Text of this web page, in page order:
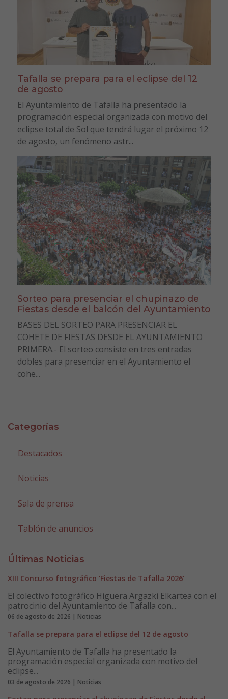
Tafalla se prepara para el eclipse del 12
de agosto
El Ayuntamiento de Tafalla ha presentado la
programación especial organizada con motivo del
eclipse total de Sol que tendrá lugar el próximo 12
de agosto, un fenómeno astr...
Sorteo para presenciar el chupinazo de
Fiestas desde el balcón del Ayuntamiento
BASES DEL SORTEO PARA PRESENCIAR EL
COHETE DE FIESTAS DESDE EL AYUNTAMIENTO
PRIMERA.- El sorteo consiste en tres entradas
dobles para presenciar en el Ayuntamiento el
cohe...
Categorías
Destacados
Noticias
Sala de prensa
Tablón de anuncios
Últimas Noticias
XIII Concurso fotográfico ‘Fiestas de Tafalla 2026’
El colectivo fotográfico Higuera Argazki Elkartea con el
patrocinio del Ayuntamiento de Tafalla con...
06 de agosto de 2026 | Noticias
Tafalla se prepara para el eclipse del 12 de agosto
El Ayuntamiento de Tafalla ha presentado la
programación especial organizada con motivo del
eclipse...
03 de agosto de 2026 | Noticias